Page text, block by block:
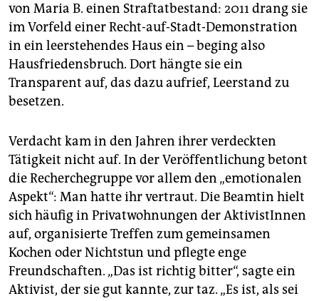
von Maria B. einen Straftatbestand: 2011 drang sie
im Vorfeld einer Recht-auf-Stadt-Demonstration
in ein leerstehendes Haus ein – beging also
Hausfriedensbruch. Dort hängte sie ein
Transparent auf, das dazu aufrief, Leerstand zu
besetzen.
Verdacht kam in den Jahren ihrer verdeckten
Tätigkeit nicht auf. In der Veröffentlichung betont
die Recherchegruppe vor allem den „emotionalen
Aspekt“: Man hatte ihr vertraut. Die Beamtin hielt
sich häufig in Privatwohnungen der AktivistInnen
auf, organisierte Treffen zum gemeinsamen
Kochen oder Nichtstun und pflegte enge
Freundschaften. „Das ist richtig bitter“, sagte ein
Aktivist, der sie gut kannte, zur taz. „Es ist, als sei